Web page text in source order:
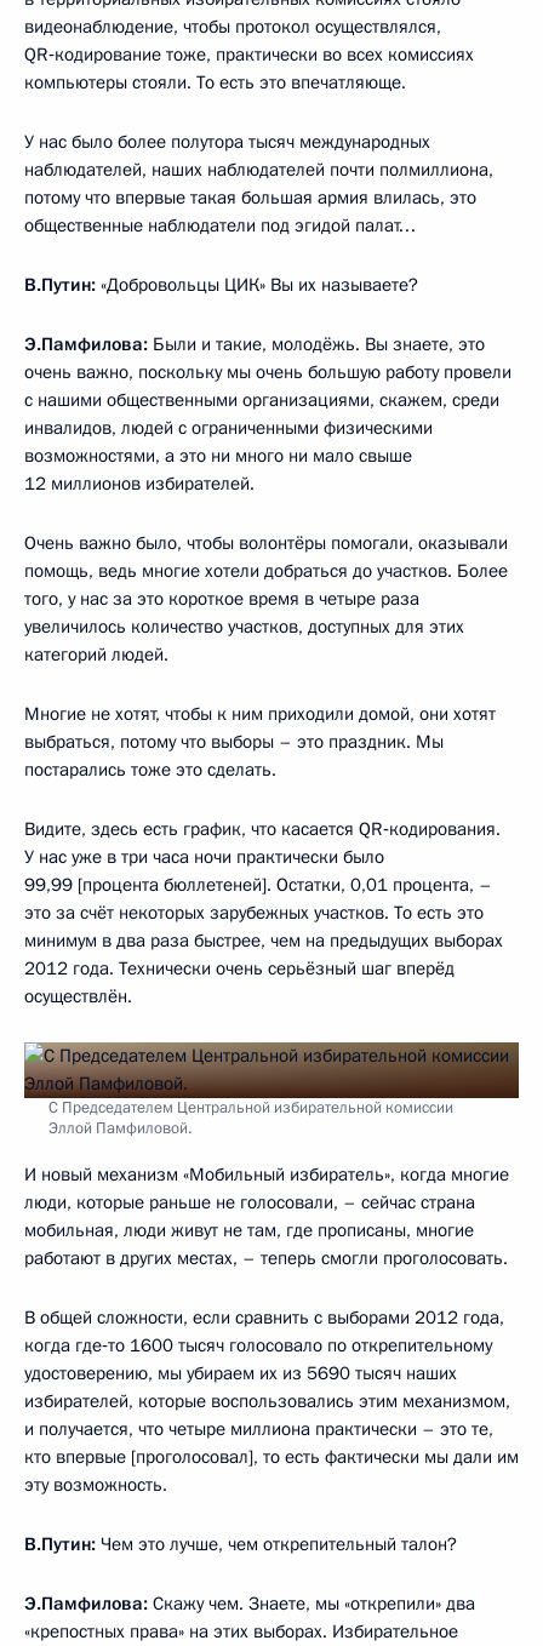
видеонаблюдение, чтобы протокол осуществлялся,
QR‑кодирование тоже, практически во всех комиссиях
компьютеры стояли. То есть это впечатляюще.
У нас было более полутора тысяч международных
наблюдателей, наших наблюдателей почти полмиллиона,
потому что впервые такая большая армия влилась, это
общественные наблюдатели под эгидой палат…
В.Путин: «Добровольцы ЦИК» Вы их называете?
Э.Памфилова: Были и такие, молодёжь. Вы знаете, это
очень важно, поскольку мы очень большую работу провели
с нашими общественными организациями, скажем, среди
инвалидов, людей с ограниченными физическими
возможностями, а это ни много ни мало свыше
12 миллионов избирателей.
Очень важно было, чтобы волонтёры помогали, оказывали
помощь, ведь многие хотели добраться до участков. Более
того, у нас за это короткое время в четыре раза
увеличилось количество участков, доступных для этих
категорий людей.
Многие не хотят, чтобы к ним приходили домой, они хотят
выбраться, потому что выборы – это праздник. Мы
постарались тоже это сделать.
Видите, здесь есть график, что касается QR‑кодирования.
У нас уже в три часа ночи практически было
99,99 [процента бюллетеней]. Остатки, 0,01 процента, –
это за счёт некоторых зарубежных участков. То есть это
минимум в два раза быстрее, чем на предыдущих выборах
2012 года. Технически очень серьёзный шаг вперёд
осуществлён.
С Председателем Центральной избирательной комиссии
Эллой Памфиловой.
И новый механизм «Мобильный избиратель», когда многие
люди, которые раньше не голосовали, – сейчас страна
мобильная, люди живут не там, где прописаны, многие
работают в других местах, – теперь смогли проголосовать.
В общей сложности, если сравнить с выборами 2012 года,
когда где‑то 1600 тысяч голосовало по открепительному
удостоверению, мы убираем их из 5690 тысяч наших
избирателей, которые воспользовались этим механизмом,
и получается, что четыре миллиона практически – это те,
кто впервые [проголосовал], то есть фактически мы дали им
эту возможность.
В.Путин: Чем это лучше, чем открепительный талон?
Э.Памфилова: Скажу чем. Знаете, мы «открепили» два
«крепостных права» на этих выборах. Избирательное